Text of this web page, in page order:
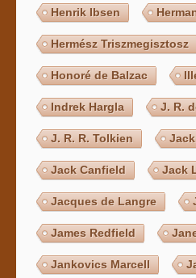
Henrik Ibsen
Hermész Triszmegisztosz
Honoré de Balzac
Indrek Hargla J. R.
J. R. R. Tolkien
Jack Canfield Jack
Jacques de Langre
James Redfield
Jankovics Marcell